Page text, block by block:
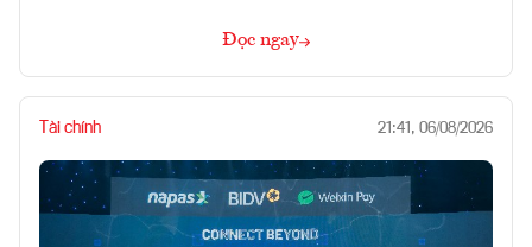
Đọc ngay
Tài chính 21:41, 06/08/2026